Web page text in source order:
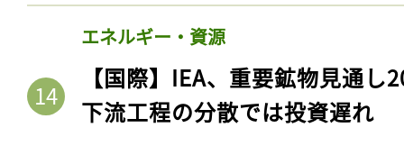
エネルギー・資源
【国際】IEA、重要鉱物見通
下流工程の分散では投資遅れ